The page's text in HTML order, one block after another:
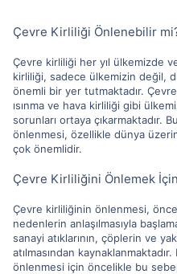
Çevre Kirliliği Önlenebilir
Çevre kirliliği her yıl ülkemizde
kirliliği, sadece ülkemizin değil,
önemli bir yer tutmaktadır.
ısınma ve hava kirliliği gibi
sorunları ortaya çıkarmaktadır.
önlenmesi, özellikle dünya
çok önemlidir.
Çevre Kirliliğini Önlemek
Çevre kirliliğinin önlenmesi,
nedenlerin anlaşılmasıyla
sanayi atıklarının, çöplerin ve
atılmasından
önlenmesi için öncelikle bu